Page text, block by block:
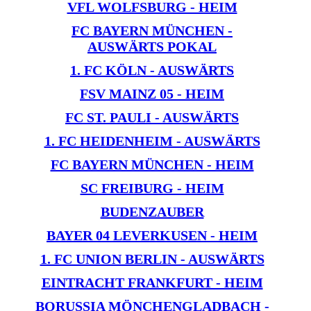
VFL WOLFSBURG - HEIM
FC BAYERN MÜNCHEN -
AUSWÄRTS POKAL
1. FC KÖLN - AUSWÄRTS
FSV MAINZ 05 - HEIM
FC ST. PAULI - AUSWÄRTS
1. FC HEIDENHEIM - AUSWÄRTS
FC BAYERN MÜNCHEN - HEIM
SC FREIBURG - HEIM
BUDENZAUBER
BAYER 04 LEVERKUSEN - HEIM
1. FC UNION BERLIN - AUSWÄRTS
EINTRACHT FRANKFURT - HEIM
BORUSSIA MÖNCHENGLADBACH -